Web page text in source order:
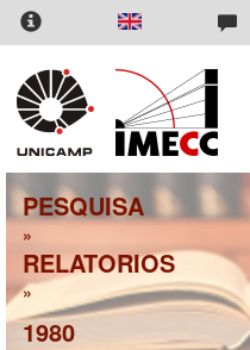
Pular
para
conteúdo
principal
PESQUISA
»
RELATORIOS
»
1980